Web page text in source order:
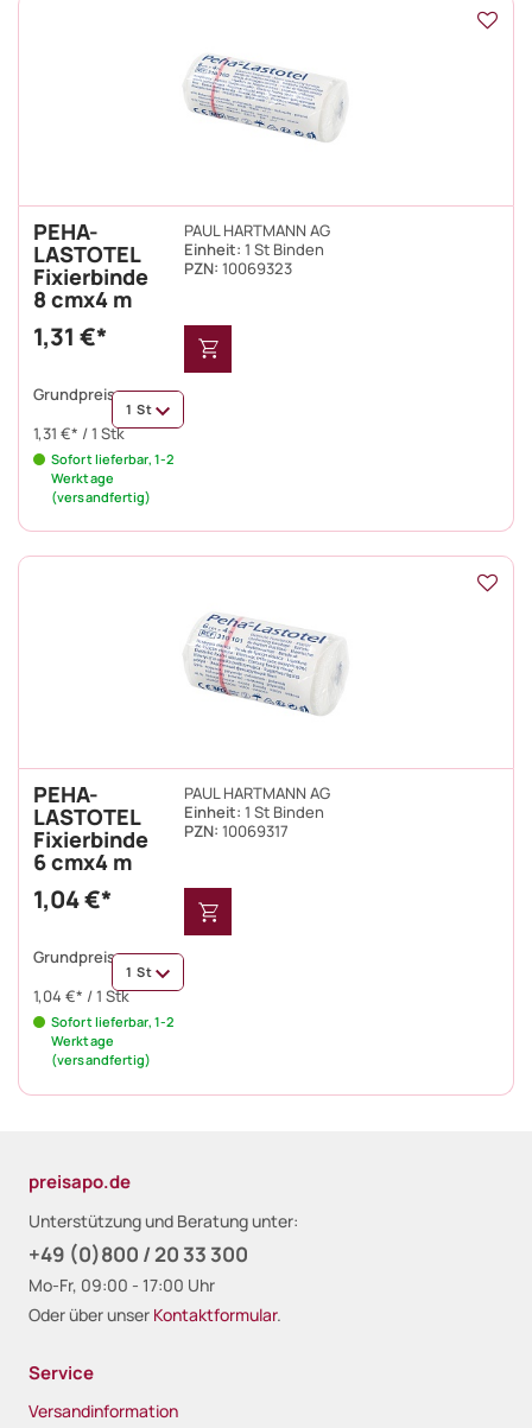
PEHA-
LASTOTEL
Fixierbinde
8 cmx4 m
PAUL HARTMANN AG
Einheit: 1 St Binden
PZN: 10069323
1 St
1,31 €*
Sofort lieferbar, 1-2
Werktage
(versandfertig)
Grundpreis:
1,31 €* / 1 Stk
PEHA-
LASTOTEL
Fixierbinde
6 cmx4 m
PAUL HARTMANN AG
Einheit: 1 St Binden
PZN: 10069317
1 St
1,04 €*
Sofort lieferbar, 1-2
Werktage
(versandfertig)
Grundpreis:
1,04 €* / 1 Stk
preisapo.de
Unterstützung und Beratung unter:
+49 (0)800 / 20 33 300
Mo-Fr, 09:00 - 17:00 Uhr
Oder über unser Kontaktformular.
Service
Versandinformation